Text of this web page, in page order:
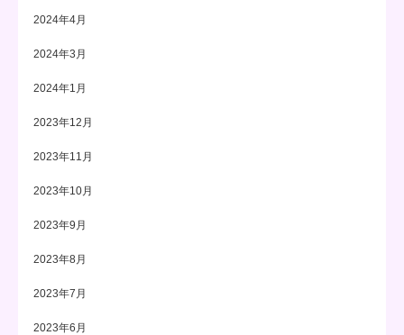
2024年4月
2024年3月
2024年1月
2023年12月
2023年11月
2023年10月
2023年9月
2023年8月
2023年7月
2023年6月